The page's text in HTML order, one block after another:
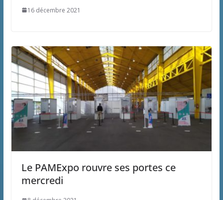
16 décembre 2021
Le PAMExpo rouvre ses portes ce
mercredi